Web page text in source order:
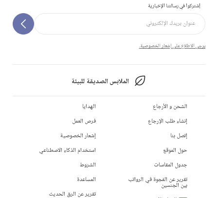
إشتركوا في رسالتنا الإخبارية
يرجى الاطلاع على إشعار الخصوصية.
الملابس الصديقة للبيئة
الشحن و الأرجاع
إنشاء طلب الإرجاع
إتصل بنا
حول الموقع
جدول المقاسات
تقرير عن الفجوة في الرواتب
بين الجنسين
الهدايا
فرص العمل
إشعار الخصوصية
استخدام الذكاء الاصطناعي
الشروط
المساعدة
تقرير عن الرق الحديث